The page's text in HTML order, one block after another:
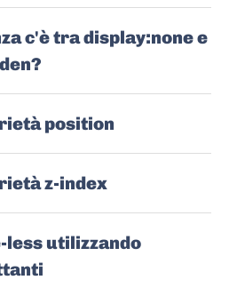
c'è tra display:none e
position
z-index
less utilizzando